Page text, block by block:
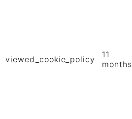
viewed_cookie_policy
11
months